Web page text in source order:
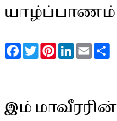
யாழ்ப்பாணம்
FacebookTwitterPinterestLinkedInEmail
இம் மாவீரரின்